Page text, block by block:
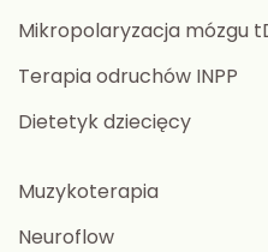
Mikropolaryzacja mózgu
Terapia odruchów INPP
Dietetyk dziecięcy
Muzykoterapia
Neuroflow